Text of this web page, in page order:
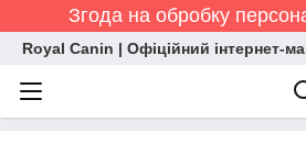
Згода на обробку
Royal Canin | Офіційний інтернет-